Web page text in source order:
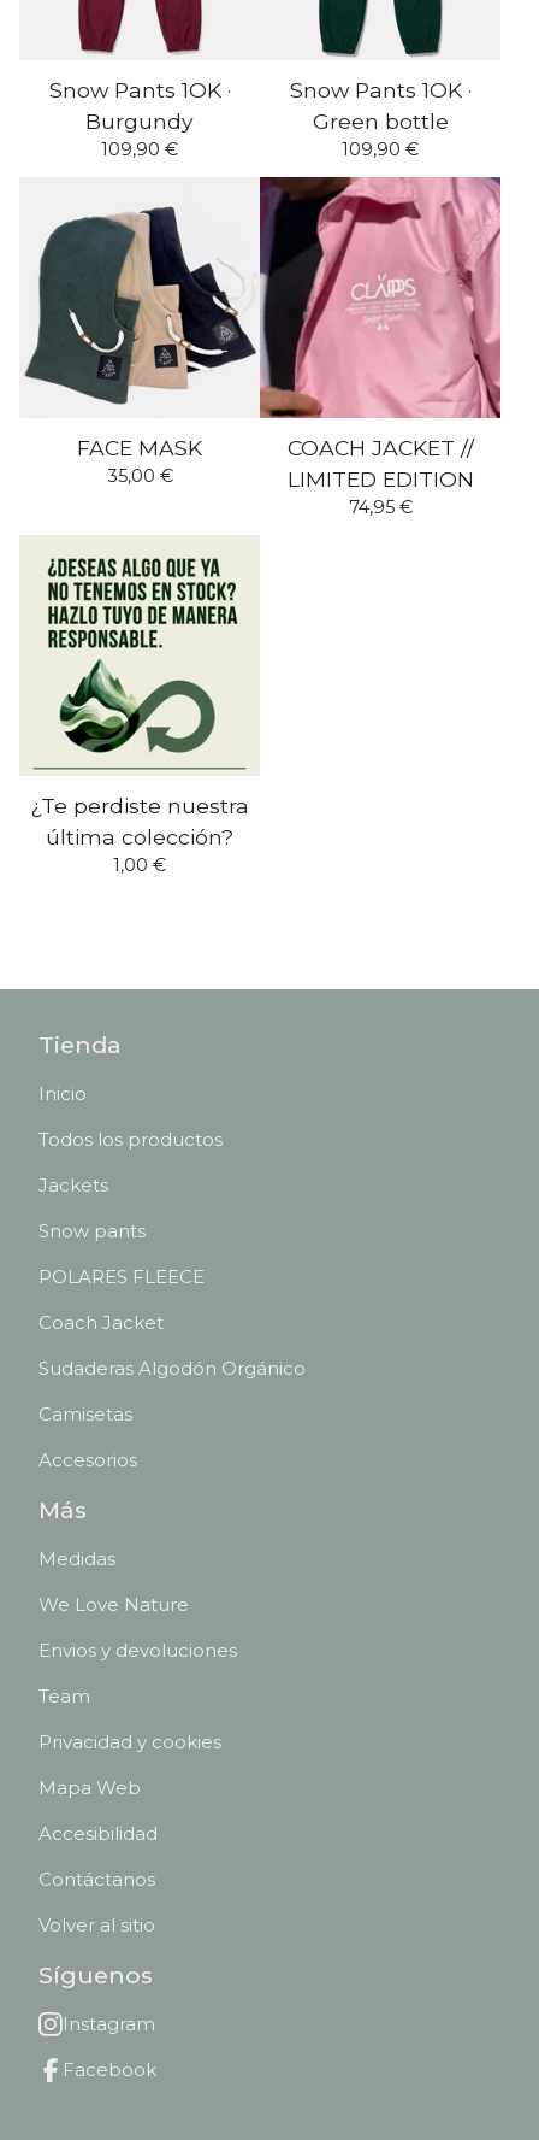
Snow Pants 1OK ·
Burgundy
109,90 €
Snow Pants 1OK ·
Green bottle
109,90 €
FACE MASK
35,00 €
COACH JACKET //
LIMITED EDITION
74,95 €
¿Te perdiste nuestra
última colección?
1,00 €
Tienda
Inicio
Todos los productos
Jackets
Snow pants
POLARES FLEECE
Coach Jacket
Sudaderas Algodón Orgánico
Camisetas
Accesorios
Más
Medidas
We Love Nature
Envios y devoluciones
Team
Privacidad y cookies
Mapa Web
Accesibilidad
Contáctanos
Volver al sitio
Síguenos
Instagram
Facebook